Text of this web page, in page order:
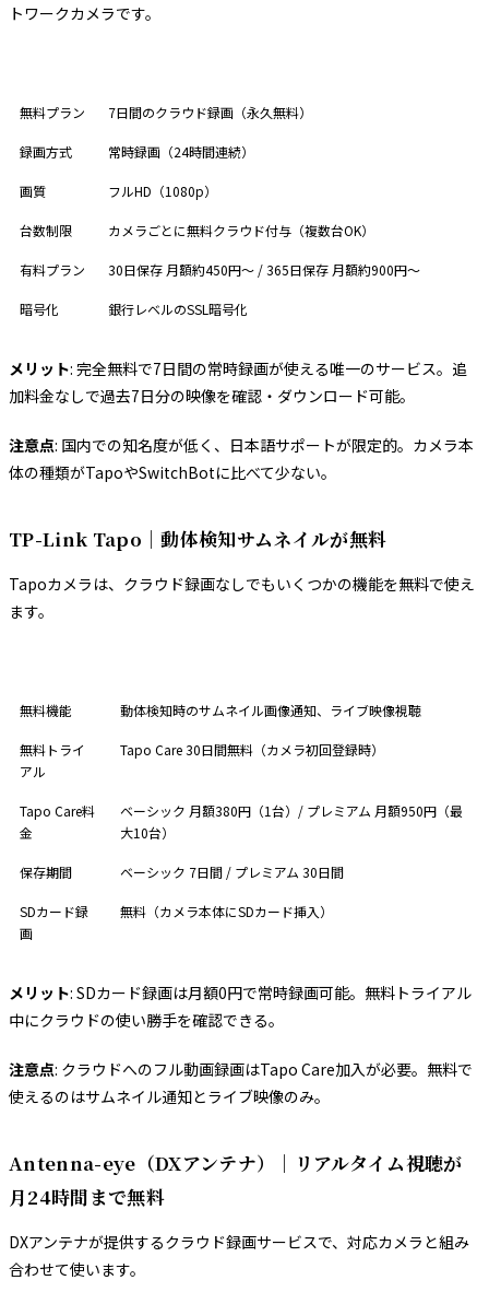
トワークカメラです。
無料プラン 7日間のクラウド録画（永久無料）
録画方式 常時録画（24時間連続）
画質 フルHD（1080p）
台数制限 カメラごとに無料クラウド付与（複数台OK）
有料プラン 30日保存 月額約450円〜 / 365日保存 月額約900円〜
暗号化 銀行レベルのSSL暗号化
メリット: 完全無料で7日間の常時録画が使える唯一のサービス。追
加料金なしで過去7日分の映像を確認・ダウンロード可能。
注意点: 国内での知名度が低く、日本語サポートが限定的。カメラ本
体の種類がTapoやSwitchBotに比べて少ない。
TP-Link Tapo｜動体検知サムネイルが無料
Tapoカメラは、クラウド録画なしでもいくつかの機能を無料で使え
ます。
無料機能 動体検知時のサムネイル画像通知、ライブ映像視聴
無料トライ
アル
Tapo Care 30日間無料（カメラ初回登録時）
Tapo Care料
金
ベーシック 月額380円（1台）/ プレミアム 月額950円（最
大10台）
保存期間 ベーシック 7日間 / プレミアム 30日間
SDカード録
画
無料（カメラ本体にSDカード挿入）
メリット: SDカード録画は月額0円で常時録画可能。無料トライアル
中にクラウドの使い勝手を確認できる。
注意点: クラウドへのフル動画録画はTapo Care加入が必要。無料で
使えるのはサムネイル通知とライブ映像のみ。
Antenna-eye（DXアンテナ）｜リアルタイム視聴が
月24時間まで無料
DXアンテナが提供するクラウド録画サービスで、対応カメラと組み
合わせて使います。